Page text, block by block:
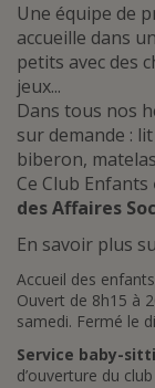
Une équipe de
accueille dans
petits avec des
jeux...
Dans tous nos
sur demande :
biberon,
Ce Club Enfants
des Affaires
En savoir plus
Accueil des
Ouvert de 8h15 à
samedi. Fermé le
Service baby-
d’ouverture du